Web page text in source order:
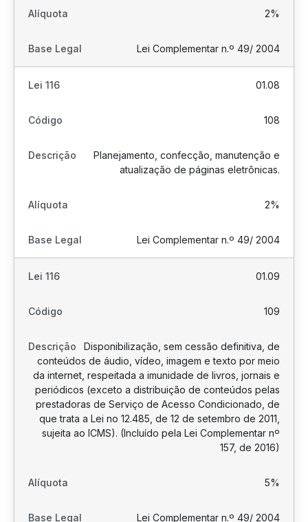
2%
Lei Complementar n.º 49/ 2004
01.08
108
Planejamento, confecção, manutenção e
atualização de páginas eletrônicas.
2%
Lei Complementar n.º 49/ 2004
01.09
109
Disponibilização, sem cessão definitiva, de
conteúdos de áudio, vídeo, imagem e texto por meio
da internet, respeitada a imunidade de livros, jornais e
periódicos (exceto a distribuição de conteúdos pelas
prestadoras de Serviço de Acesso Condicionado, de
que trata a Lei no 12.485, de 12 de setembro de 2011,
sujeita ao ICMS). (Incluído pela Lei Complementar nº
157, de 2016)
5%
Lei Complementar n.º 49/ 2004